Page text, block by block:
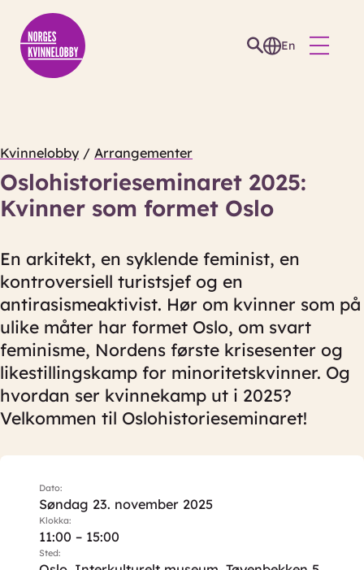
En
Kvinnelobby/ Arrangementer
Oslohistorieseminaret 2025:
Kvinner som formet Oslo
En arkitekt, en syklende feminist, en
kontroversiell turistsjef og en
antirasismeaktivist. Hør om kvinner som på
ulike måter har formet Oslo, om svart
feminisme, Nordens første krisesenter og
likestillingskamp for minoritetskvinner. Og
hvordan ser kvinnekamp ut i 2025?
Velkommen til Oslohistorieseminaret!
Dato:
Søndag 23. november 2025
Klokka:
11:00 – 15:00
Sted: